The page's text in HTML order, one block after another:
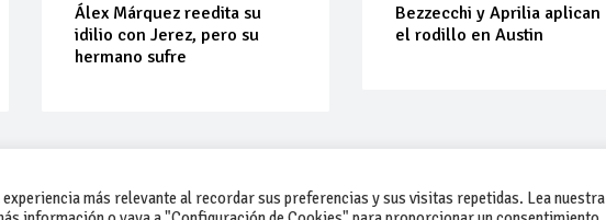
Álex Márquez reedita su
idilio con Jerez, pero su
hermano sufre
Bezzecchi y Aprilia aplican
el rodillo en Austin
más relevante al recordar sus preferencias y sus visitas repetidas. Lea nuestra